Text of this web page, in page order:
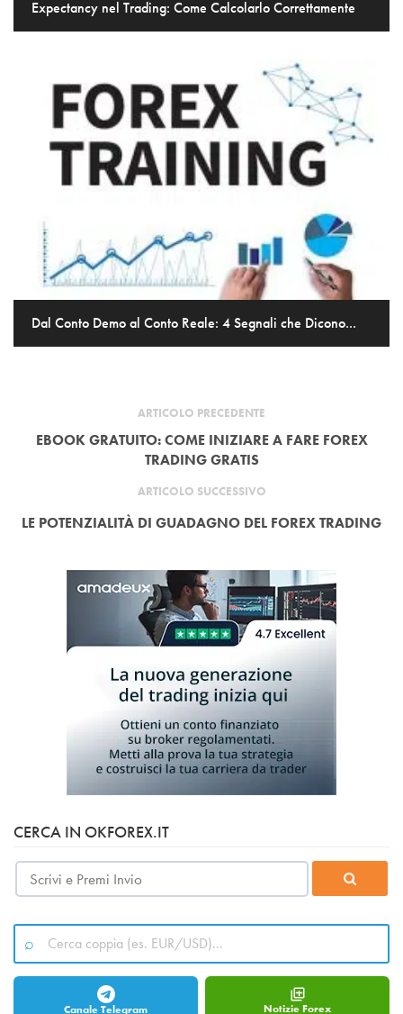
Expectancy nel Trading: Come Calcolarlo Correttamente
Dal Conto Demo al Conto Reale: 4 Segnali che Dicono...
ARTICOLO PRECEDENTE
EBOOK GRATUITO: COME INIZIARE A FARE FOREX
TRADING GRATIS
ARTICOLO SUCCESSIVO
LE POTENZIALITÀ DI GUADAGNO DEL FOREX TRADING
CERCA IN OKFOREX.IT
Canale Telegram Notizie Forex